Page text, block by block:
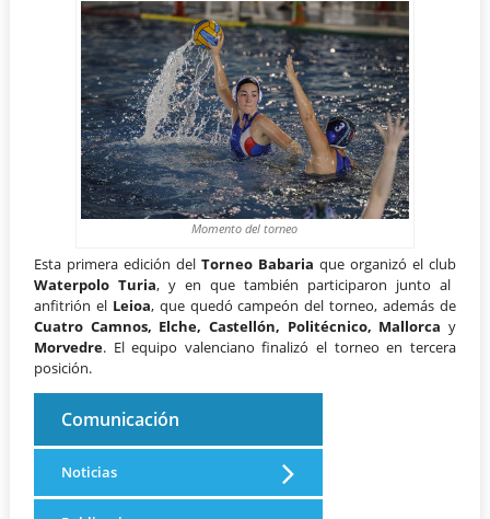
Momento del torneo
Esta primera edición delTorneo Babaria que organizó el club
Waterpolo Turia, y en que también participaron junto al
anfitrión el Leioa, que quedó campeón del torneo, además de
Cuatro Camnos, Elche, Castellón, Politécnico, Mallorca y
Morvedre. El equipo valenciano finalizó el torneo en tercera
posición.
Comunicación
Noticias